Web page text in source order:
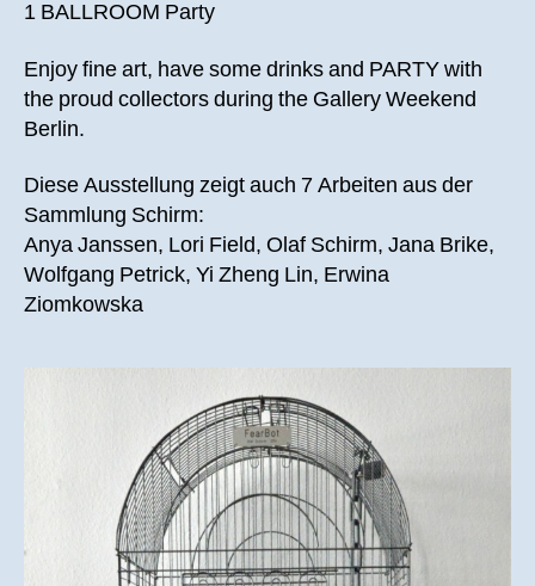
1 BALLROOM Party
Enjoy fine art, have some drinks and PARTY with
the proud collectors during the Gallery Weekend
Berlin.
Diese Ausstellung zeigt auch 7 Arbeiten aus der
Sammlung Schirm:
Anya Janssen, Lori Field, Olaf Schirm, Jana Brike,
Wolfgang Petrick, Yi Zheng Lin, Erwina
Ziomkowska